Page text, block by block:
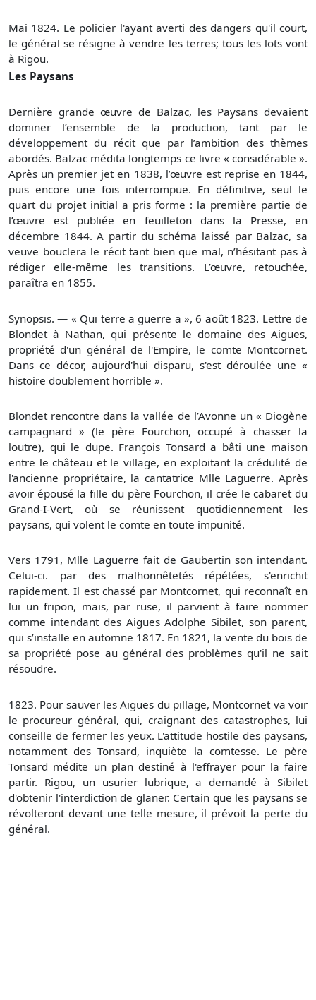
Mai 1824. Le policier l'ayant averti des dangers qu'il court,
le général se résigne à vendre les terres; tous les lots vont
à Rigou.
Les Paysans
Dernière grande œuvre de Balzac, les Paysans devaient
dominer l’ensemble de la production, tant par le
développement du récit que par l’ambition des thèmes
abordés. Balzac médita longtemps ce livre « considérable ».
Après un premier jet en 1838, l’œuvre est reprise en 1844,
puis encore une fois interrompue. En définitive, seul le
quart du projet initial a pris forme : la première partie de
l’œuvre est publiée en feuilleton dans la Presse, en
décembre 1844. A partir du schéma laissé par Balzac, sa
veuve bouclera le récit tant bien que mal, n’hésitant pas à
rédiger elle-même les transitions. L’œuvre, retouchée,
paraîtra en 1855.
Synopsis. — « Qui terre a guerre a », 6 août 1823. Lettre de
Blondet à Nathan, qui présente le domaine des Aigues,
propriété d'un général de l'Empire, le comte Montcornet.
Dans ce décor, aujourd'hui disparu, s'est déroulée une «
histoire doublement horrible ».
Blondet rencontre dans la vallée de l’Avonne un « Diogène
campagnard » (le père Fourchon, occupé à chasser la
loutre), qui le dupe. François Tonsard a bâti une maison
entre le château et le village, en exploitant la crédulité de
l'ancienne propriétaire, la cantatrice Mlle Laguerre. Après
avoir épousé la fille du père Fourchon, il crée le cabaret du
Grand-I-Vert, où se réunissent quotidiennement les
paysans, qui volent le comte en toute impunité.
Vers 1791, Mlle Laguerre fait de Gaubertin son intendant.
Celui-ci. par des malhonnêtetés répétées, s'enrichit
rapidement. Il est chassé par Montcornet, qui reconnaît en
lui un fripon, mais, par ruse, il parvient à faire nommer
comme intendant des Aigues Adolphe Sibilet, son parent,
qui s’installe en automne 1817. En 1821, la vente du bois de
sa propriété pose au général des problèmes qu'il ne sait
résoudre.
1823. Pour sauver les Aigues du pillage, Montcornet va voir
le procureur général, qui, craignant des catastrophes, lui
conseille de fermer les yeux. L'attitude hostile des paysans,
notamment des Tonsard, inquiète la comtesse. Le père
Tonsard médite un plan destiné à l'effrayer pour la faire
partir. Rigou, un usurier lubrique, a demandé à Sibilet
d'obtenir l'interdiction de glaner. Certain que les paysans se
révolteront devant une telle mesure, il prévoit la perte du
général.